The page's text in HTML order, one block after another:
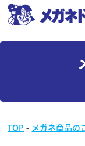
TOP - メガネ商品の